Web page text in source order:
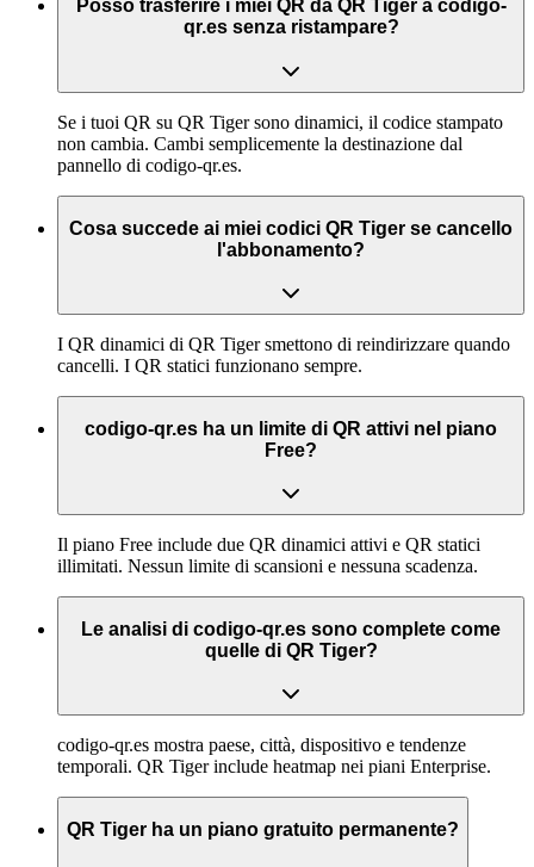
Posso trasferire i miei QR da QR Tiger a codigo-
qr.es senza ristampare?
Se i tuoi QR su QR Tiger sono dinamici, il codice stampato
non cambia. Cambi semplicemente la destinazione dal
pannello di codigo-qr.es.
Cosa succede ai miei codici QR Tiger se cancello
l'abbonamento?
I QR dinamici di QR Tiger smettono di reindirizzare quando
cancelli. I QR statici funzionano sempre.
codigo-qr.es ha un limite di QR attivi nel piano
Free?
Il piano Free include due QR dinamici attivi e QR statici
illimitati. Nessun limite di scansioni e nessuna scadenza.
Le analisi di codigo-qr.es sono complete come
quelle di QR Tiger?
codigo-qr.es mostra paese, città, dispositivo e tendenze
temporali. QR Tiger include heatmap nei piani Enterprise.
QR Tiger ha un piano gratuito permanente?